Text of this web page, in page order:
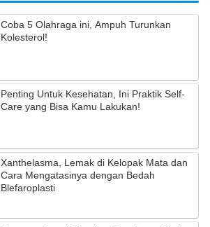
Coba 5 Olahraga ini, Ampuh Turunkan
Kolesterol!
Penting Untuk Kesehatan, Ini Praktik Self-
Care yang Bisa Kamu Lakukan!
Xanthelasma, Lemak di Kelopak Mata dan
Cara Mengatasinya dengan Bedah
Blefaroplasti